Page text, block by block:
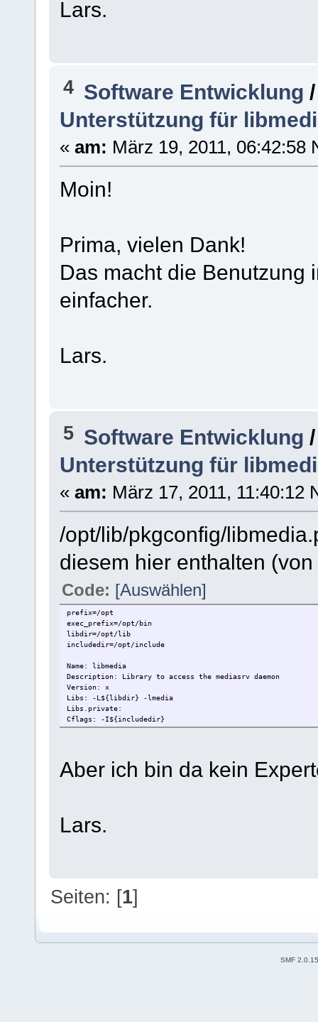
Lars.
4 Software Entwicklung
Unterstützung für
« am: März 19, 2011, 06:42:58
Moin!
Prima, vielen Dank!
Das macht die Benutzung
einfacher.
Lars.
5 Software Entwicklung
Unterstützung für
« am: März 17, 2011, 11:40:12
/opt/lib/pkgconfig/
diesem hier enthalten
Code: [Auswählen]
prefix=/opt
exec_prefix=/opt/bin
libdir=/opt/lib
includedir=/opt/include
Name: libmedia
Description: Library to access the mediasrv daemon
Version: x
Libs: -L${libdir} -lmedia
Libs.private:
Cflags: -I${includedir}
Aber ich bin da kein
Lars.
Seiten: [1]
SMF 2.0.15